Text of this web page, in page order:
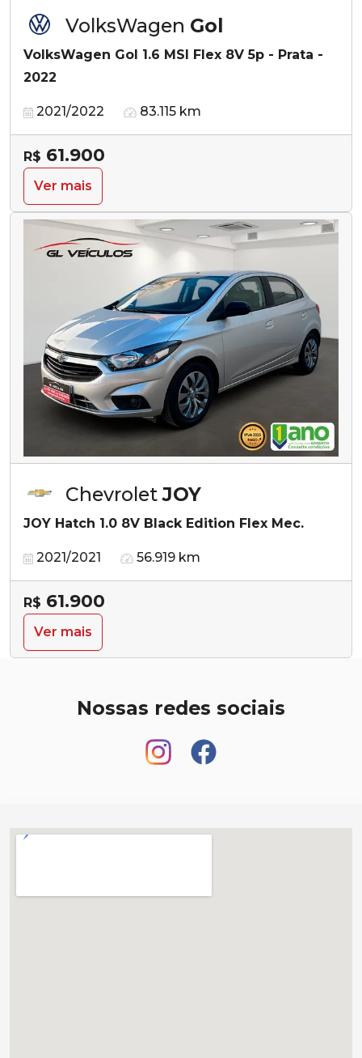
VolksWagen Gol
VolksWagen Gol 1.6 MSI Flex 8V 5p - Prata -
2022
2021/2022 83.115 km
R$ 61.900
Ver mais
ChevroletJOY
JOY Hatch 1.0 8V Black Edition Flex Mec.
2021/2021 56.919 km
R$ 61.900
Ver mais
Nossas redes sociais